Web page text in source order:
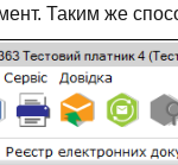
Таким же